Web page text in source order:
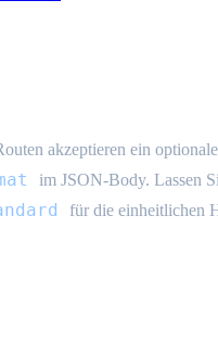
akzeptieren ein
im JSON-Body. Lassen
für die einheitlichen